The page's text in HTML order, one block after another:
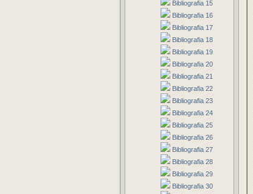
Bibliografia 15
Bibliografia 16
Bibliografia 17
Bibliografia 18
Bibliografia 19
Bibliografia 20
Bibliografia 21
Bibliografia 22
Bibliografia 23
Bibliografia 24
Bibliografia 25
Bibliografia 26
Bibliografia 27
Bibliografia 28
Bibliografia 29
Bibliografia 30